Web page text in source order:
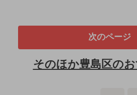
次のページ
そのほか豊島区の